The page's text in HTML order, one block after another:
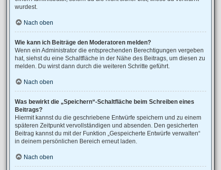
wurdest.
Nach oben
Wie kann ich Beiträge den Moderatoren melden?
Wenn ein Administrator die entsprechenden Berechtigungen vergeben
hat, siehst du eine Schaltfläche in der Nähe des Beitrags, um diesen zu
melden. Du wirst dann durch die weiteren Schritte geführt.
Nach oben
Was bewirkt die „Speichern“-Schaltfläche beim Schreiben eines
Beitrags?
Hiermit kannst du die geschriebene Entwürfe speichern und zu einem
späteren Zeitpunkt vervollständigen und absenden. Den gesicherten
Beitrag kannst du mit der Funktion „Gespeicherte Entwürfe verwalten“
in deinem persönlichen Bereich erneut laden.
Nach oben